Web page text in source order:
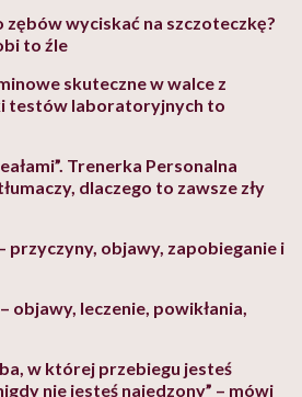
zębów wyciskać na szczoteczkę?
to źle
skuteczne w walce z
testów laboratoryjnych to
Trenerka Personalna
dlaczego to zawsze zły
przyczyny, objawy, zapobieganie i
objawy, leczenie, powikłania,
w której przebiegu jesteś
nie jesteś najedzony” – mówi